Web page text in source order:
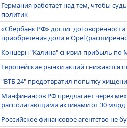
Германия работает над тем, чтобы
политик
«Сбербанк РФ» достиг
приобретения доли в Opel
Концерн "Калина" снизил прибыль по
Европейские рынки акций снижаются
"ВТБ 24" предотвратил попытку
Минфинансов РФ предлагает через
располагающими активами от 30
Российское финансовое агентство не